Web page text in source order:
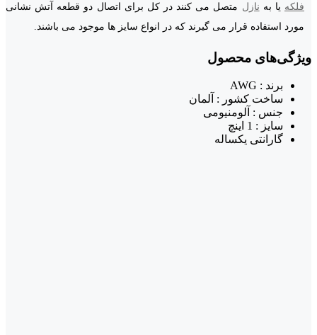
فلکه یا به نازل متصل می کنند در کل برای اتصال دو قطعه آتش نشانی
مورد استفاده قرار می گیرند که در انواع سایز ها موجود می باشند.
ویژگی‌های محصول
برند : AWG
ساخت کشور : آلمان
جنس : آلومنیومی
سایز : 1 اینچ
گارانتی یکساله